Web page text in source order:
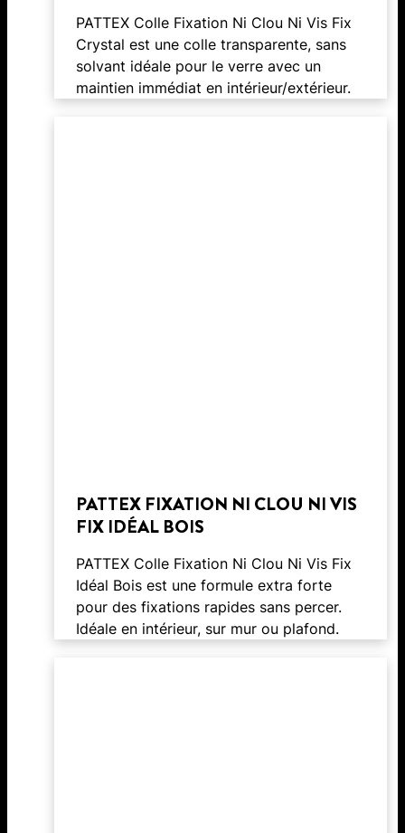
PATTEX Colle Fixation Ni Clou Ni Vis Fix
Crystal est une colle transparente, sans
solvant idéale pour le verre avec un
maintien immédiat en intérieur/extérieur.
PATTEX FIXATION NI CLOU NI VIS
FIX IDÉAL BOIS
PATTEX Colle Fixation Ni Clou Ni Vis Fix
Idéal Bois est une formule extra forte
pour des fixations rapides sans percer.
Idéale en intérieur, sur mur ou plafond.